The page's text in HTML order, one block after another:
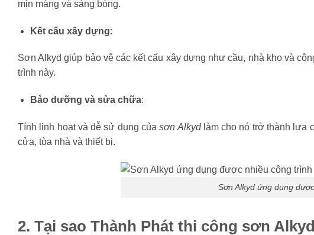
mịn màng và sáng bóng.
Kết cấu xây dựng:
Sơn Alkyd giúp bảo vệ các kết cấu xây dựng như cầu, nhà kho và
trình này.
Bảo dưỡng và sửa chữa:
Tính linh hoạt và dễ sử dụng củasơn Alkyd làm cho nó trở thành lựa
cửa, tòa nhà và thiết bị.
Sơn Alkyd ứng dụng
2. Tại sao Thành Phát thi công sơn